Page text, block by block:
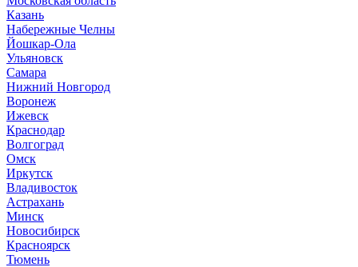
Казань
Набережные Челны
Йошкар-Ола
Ульяновск
Самара
Нижний Новгород
Воронеж
Ижевск
Краснодар
Волгоград
Омск
Иркутск
Владивосток
Астрахань
Минск
Новосибирск
Красноярск
Тюмень